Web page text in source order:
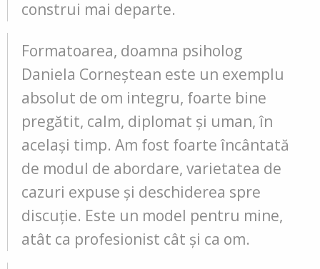
construi mai departe.
Formatoarea, doamna psiholog
Daniela Corneștean este un exemplu
absolut de om integru, foarte bine
pregătit, calm, diplomat şi uman, în
acelaşi timp. Am fost foarte încântată
de modul de abordare, varietatea de
cazuri expuse şi deschiderea spre
discuţie. Este un model pentru mine,
atât ca profesionist cât și ca om.